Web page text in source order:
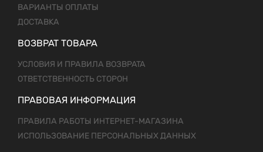
ВАРИАНТЫ ОПЛАТЫ
ДОСТАВКА
ВОЗВРАТ ТОВАРА
УСЛОВИЯ И ПРАВИЛА ВОЗВРАТА
ОТВЕТСТВЕННОСТЬ СТОРОН
ПРАВОВАЯ ИНФОРМАЦИЯ
ПРАВИЛА РАБОТЫ ИНТЕРНЕТ-МАГАЗИНА
ИСПОЛЬЗОВАНИЕ ПЕРСОНАЛЬНЫХ ДАННЫХ